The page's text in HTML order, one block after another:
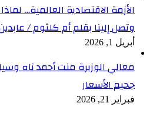
الأزمة الاقتصادية العالمية…
وتصل إلينا بقلم أم كلثوم /
أبريل 1, 2026
معالي الوزيرة منت أحمد ناه
جحيم الأسعار
فبراير 21, 2026